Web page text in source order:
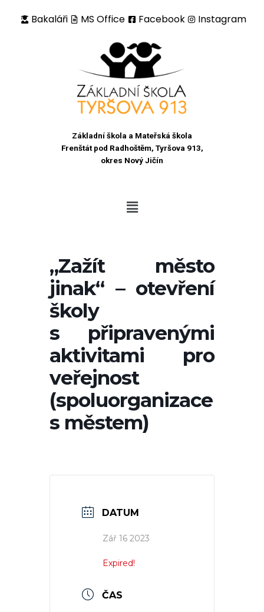
Bakaláři MS Office Facebook Instagram
Základní škola a Mateřská škola
Frenštát pod Radhoštěm, Tyršova 913,
okres Nový Jičín
„Zažít město
jinak“ – otevření
školy
s připravenými
aktivitami pro
veřejnost
(spoluorganizace
s městem)
DATUM
Zář 16 2023
Expired!
ČAS